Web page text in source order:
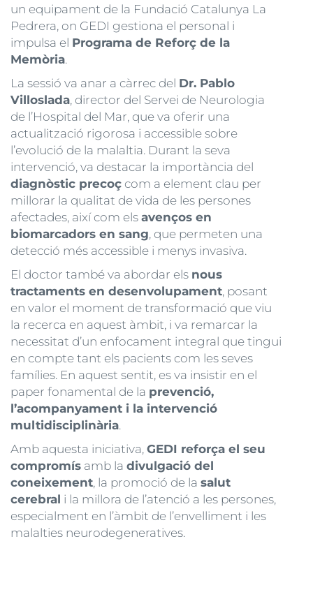
un equipament de la Fundació Catalunya La
Pedrera, on GEDI gestiona el personal i
impulsa el Programa de Reforç de la
Memòria.
La sessió va anar a càrrec del Dr. Pablo
Villoslada, director del Servei de Neurologia
de l’Hospital del Mar, que va oferir una
actualització rigorosa i accessible sobre
l’evolució de la malaltia. Durant la seva
intervenció, va destacar la importància del
diagnòstic precoç com a element clau per
millorar la qualitat de vida de les persones
afectades, així com els avenços en
biomarcadors en sang, que permeten una
detecció més accessible i menys invasiva.
El doctor també va abordar els nous
tractaments en desenvolupament, posant
en valor el moment de transformació que viu
la recerca en aquest àmbit, i va remarcar la
necessitat d’un enfocament integral que tingui
en compte tant els pacients com les seves
famílies. En aquest sentit, es va insistir en el
paper fonamental de la prevenció,
l’acompanyament i la intervenció
multidisciplinària.
Amb aquesta iniciativa, GEDI reforça el seu
compromís amb la divulgació del
coneixement, la promoció de la salut
cerebral i la millora de l’atenció a les persones,
especialment en l’àmbit de l’envelliment i les
malalties neurodegeneratives.